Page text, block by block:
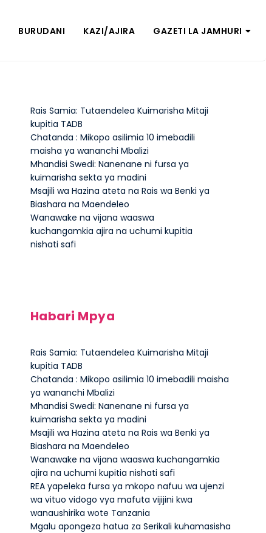
BURUDANI KAZI/AJIRA GAZETI LA JAMHURI
Rais Samia: Tutaendelea Kuimarisha Mitaji
kupitia TADB
Chatanda : Mikopo asilimia 10 imebadili
maisha ya wananchi Mbalizi
Mhandisi Swedi: Nanenane ni fursa ya
kuimarisha sekta ya madini
Msajili wa Hazina ateta na Rais wa Benki ya
Biashara na Maendeleo
Wanawake na vijana waaswa
kuchangamkia ajira na uchumi kupitia
nishati safi
Habari Mpya
Rais Samia: Tutaendelea Kuimarisha Mitaji
kupitia TADB
Chatanda : Mikopo asilimia 10 imebadili maisha
ya wananchi Mbalizi
Mhandisi Swedi: Nanenane ni fursa ya
kuimarisha sekta ya madini
Msajili wa Hazina ateta na Rais wa Benki ya
Biashara na Maendeleo
Wanawake na vijana waaswa kuchangamkia
ajira na uchumi kupitia nishati safi
REA yapeleka fursa ya mkopo nafuu wa ujenzi
wa vituo vidogo vya mafuta vijijini kwa
wanaushirika wote Tanzania
Mgalu apongeza hatua za Serikali kuhamasisha